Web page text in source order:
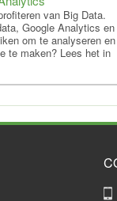
van Big Data.
Google Analytics en
om te analyseren en
te maken? Lees het in